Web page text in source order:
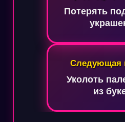
записямПотерять
Следующая
Уколоть
из